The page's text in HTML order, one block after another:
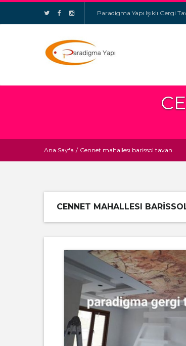
Paradigma Yapı Işıklı Gergi
Ana Sayfa / Cennet mahallesı barissol tavan
CENNET MAHALLESI